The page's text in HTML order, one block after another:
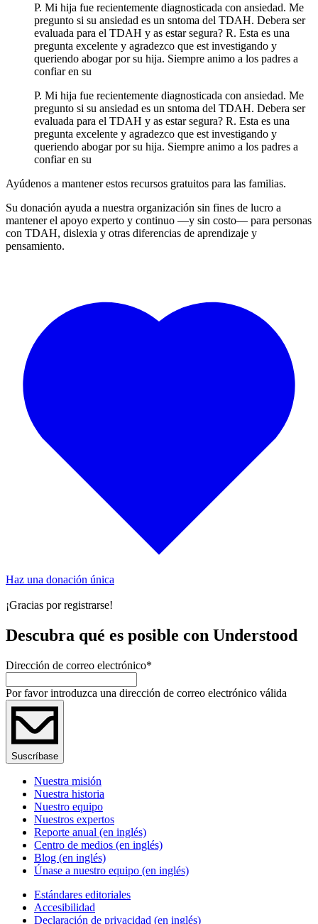
P. Mi hija fue recientemente diagnosticada con ansiedad. Me
pregunto si su ansiedad es un sntoma del TDAH. Debera ser
evaluada para el TDAH y as estar segura? R. Esta es una
pregunta excelente y agradezco que est investigando y
queriendo abogar por su hija. Siempre animo a los padres a
confiar en su
P. Mi hija fue recientemente diagnosticada con ansiedad. Me
pregunto si su ansiedad es un sntoma del TDAH. Debera ser
evaluada para el TDAH y as estar segura? R. Esta es una
pregunta excelente y agradezco que est investigando y
queriendo abogar por su hija. Siempre animo a los padres a
confiar en su
Ayúdenos a mantener estos recursos gratuitos para las familias.
Su donación ayuda a nuestra organización sin fines de lucro a
mantener el apoyo experto y continuo —y sin costo— para personas
con TDAH, dislexia y otras diferencias de aprendizaje y
pensamiento.
Haz una donación única
¡Gracias por registrarse!
Descubra qué es posible con Understood
Dirección de correo electrónico*
Por favor introduzca una dirección de correo electrónico válida
Suscríbase
Nuestra misión
Nuestra historia
Nuestro equipo
Nuestros expertos
Reporte anual (en inglés)
Centro de medios (en inglés)
Blog (en inglés)
Únase a nuestro equipo (en inglés)
Estándares editoriales
Accesibilidad
Declaración de privacidad (en inglés)